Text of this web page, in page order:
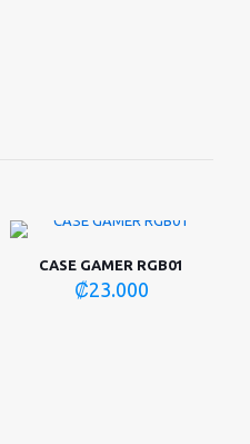
CASE GAMER RGB01
₡23.000